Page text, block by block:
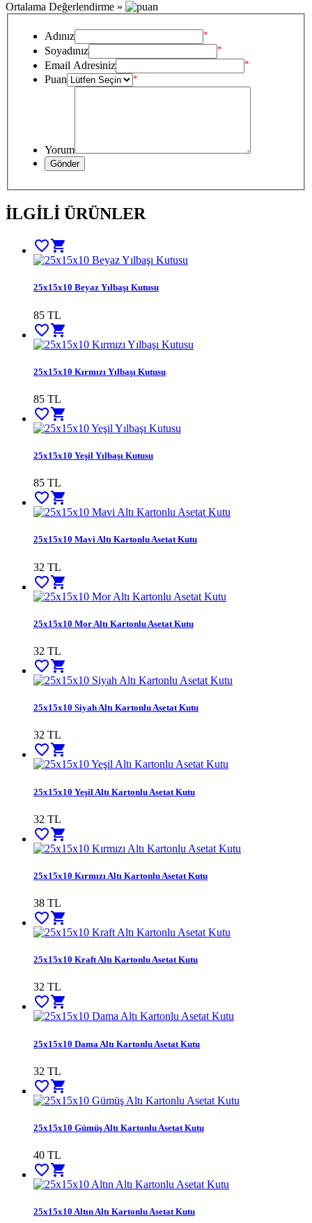
Ortalama Değerlendirme »
Adınız *
Soyadınız *
Email Adresiniz *
Puan *
Yorum
İLGİLİ ÜRÜNLER
favorite_bordershopping_cart
25x15x10 Beyaz Yılbaşı Kutusu
85 TL
favorite_bordershopping_cart
25x15x10 Kırmızı Yılbaşı Kutusu
85 TL
favorite_bordershopping_cart
25x15x10 Yeşil Yılbaşı Kutusu
85 TL
favorite_bordershopping_cart
25x15x10 Mavi Altı Kartonlu Asetat Kutu
32 TL
favorite_bordershopping_cart
25x15x10 Mor Altı Kartonlu Asetat Kutu
32 TL
favorite_bordershopping_cart
25x15x10 Siyah Altı Kartonlu Asetat Kutu
32 TL
favorite_bordershopping_cart
25x15x10 Yeşil Altı Kartonlu Asetat Kutu
32 TL
favorite_bordershopping_cart
25x15x10 Kırmızı Altı Kartonlu Asetat Kutu
38 TL
favorite_bordershopping_cart
25x15x10 Kraft Altı Kartonlu Asetat Kutu
32 TL
favorite_bordershopping_cart
25x15x10 Dama Altı Kartonlu Asetat Kutu
32 TL
favorite_bordershopping_cart
25x15x10 Gümüş Altı Kartonlu Asetat Kutu
40 TL
favorite_bordershopping_cart
25x15x10 Altın Altı Kartonlu Asetat Kutu